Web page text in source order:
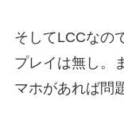
そしてLCCなの
プレイは無し。
マホがあれば問